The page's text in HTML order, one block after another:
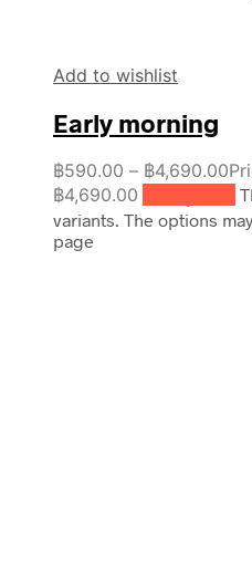
Add to wishlist
Early morning
฿590.00 – ฿4,690.00
฿4,690.00
variants. The options
page